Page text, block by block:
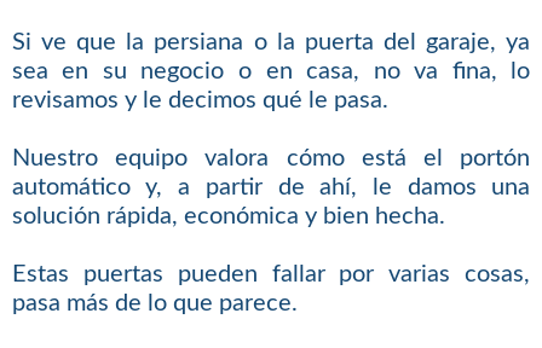
Si ve que la persiana o la puerta del garaje, ya
sea en su negocio o en casa, no va fina, lo
revisamos y le decimos qué le pasa.
Nuestro equipo valora cómo está el portón
automático y, a partir de ahí, le damos una
solución rápida, económica y bien hecha.
Estas puertas pueden fallar por varias cosas,
pasa más de lo que parece.